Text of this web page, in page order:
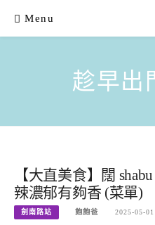
content
Menu
趁早出
【大直美食】闊
辣濃郁有夠香 (菜單)
劍南路站 飽飽爸 2025-05-01